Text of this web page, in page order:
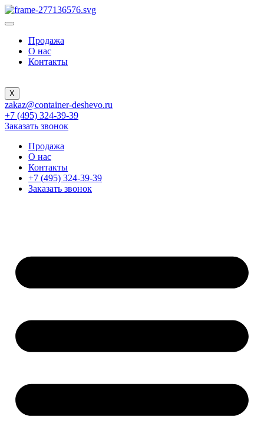
Продажа
О нас
Контакты
X
zakaz@container-deshevo.ru
+7 (495) 324-39-39
Заказать звонок
Продажа
О нас
Контакты
+7 (495) 324-39-39
Заказать звонок